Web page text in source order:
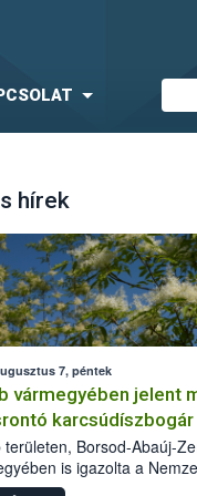
hírek
7, péntek
vármegyében jelent
karcsúdíszbogár
területen, Borsod-Abaúj-
is igazolta a
biztonsági Hivatal